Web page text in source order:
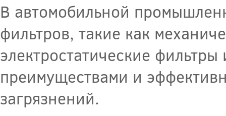
В автомобильной
фильтров, такие как
электростатические
преимуществами и
загрязнений.